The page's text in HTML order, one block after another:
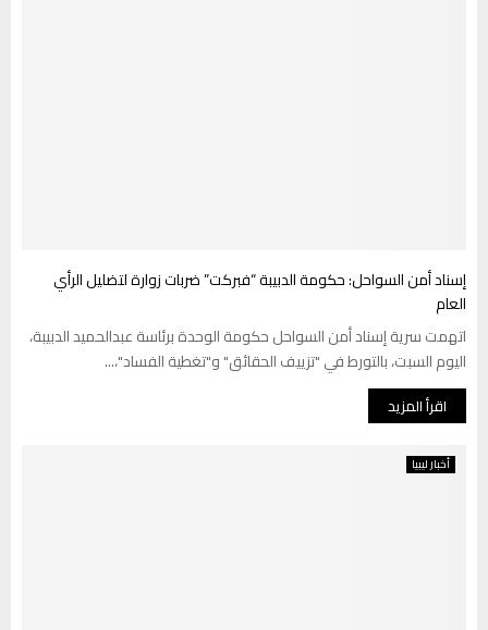
إسناد أمن السواحل: حكومة الدبيبة “فبركت” ضربات زوارة لتضليل الرأي
العام
اتهمت سرية إسناد أمن السواحل حكومة الوحدة برئاسة عبدالحميد الدبيبة،
اليوم السبت، بالتورط في "تزييف الحقائق" و"تغطية الفساد"،...
اقرأ المزيد
أخبار ليبيا